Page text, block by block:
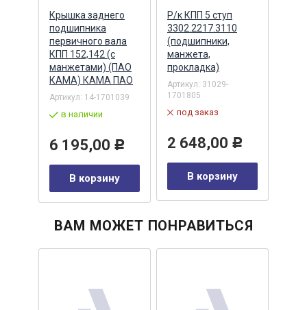
Крышка заднего
подшипника
первичного вала
КПП 152,142 (с
манжетами) (ПАО
КАМА) КАМА ПАО
Артикул: 14-1701039
в наличии
6 195,00 Р
В корзину
Р/к КПП 5 ступ
3302.2217.3110
(подшипники,
манжета,
прокладка)
Артикул: 31029-
1701805
под заказ
2 648,00 Р
В корзину
ВАМ МОЖЕТ ПОНРАВИТЬСЯ